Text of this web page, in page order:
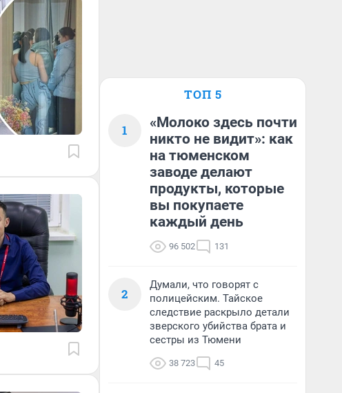
ТОП 5
1
«Молоко здесь почти
никто не видит»: как
на тюменском
заводе делают
продукты, которые
вы покупаете
каждый день
96 502 131
2
Думали, что говорят с
полицейским. Тайское
следствие раскрыло детали
зверского убийства брата и
сестры из Тюмени
38 723 45